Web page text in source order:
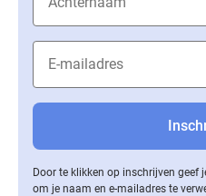
Door te klikken op inschrijven geef
om je naam en e-mailadres te